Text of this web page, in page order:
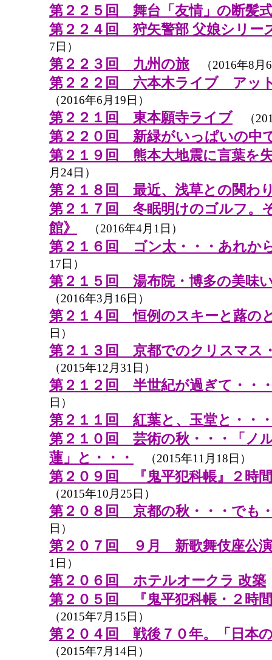
第２２５回 舞台「友情」の断髪
第２２４回 狩矢警部 父娘シリー
7日）
第２２３回 九州の旅 （2016年8月
第２２２回 六本木ライブ アッ
（2016年6月19日）
第２２１回 東本願寺ライブ （
第２２０回 新緑がいっぱいの中
第２１９回 熊本大地震に言葉を
月24日）
第２１８回 最近、浅草との関わ
第２１７回 冬眠明けのゴルフ。
館》
（2016年4月1日）
第２１６回 ゴン太・・・あれか
17日）
第２１５回 湯布院・博多の美味
（2016年3月16日）
第２１４回 恒例のスキーと蕗の
日）
第２１３回 京都でのクリスマス
（2015年12月31日）
第２１２回 半世紀が過ぎて・・
日）
第２１１回 紅葉と、玉堂と・・
第２１０回 芸術の秋・・・「ノ
蓮」と・・・
（2015年11月18日）
第２０９回 『鬼平犯科帳』２時
（2015年10月25日）
第２０８回 京都の秋・・・でも
日）
第２０７回 ９月 新歌舞伎座公
1日）
第２０６回 ホテルオークラ 改築
第２０５回 『鬼平犯科帳・２時
（2015年7月15日）
第２０４回 戦後７０年。「日本
（2015年7月14日）